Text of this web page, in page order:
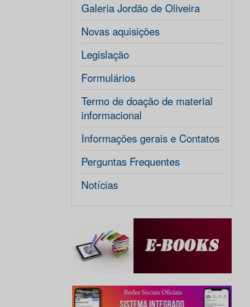
Galeria Jordão de Oliveira
Novas aquisições
Legislação
Formulários
Termo de doação de material
informacional
Informações gerais e Contatos
Perguntas Frequentes
Notícias